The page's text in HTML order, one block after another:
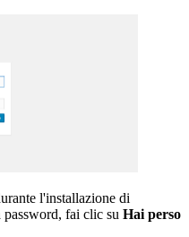
l'installazione di
password, fai clic su Hai perso